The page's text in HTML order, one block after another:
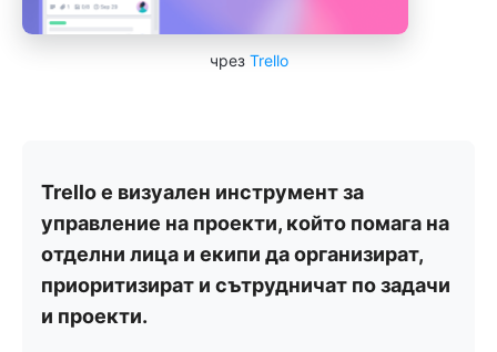
чрез Trello
Trello е визуален инструмент за
управление на проекти, който помага на
отделни лица и екипи да организират,
приоритизират и сътрудничат по задачи
и проекти.